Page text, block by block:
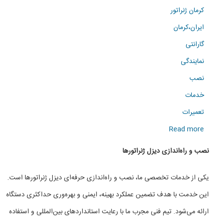
کرمان ژنراتور
ایران،کرمان
گارانتی
نمایندگی
نصب
خدمات
تعمیرات
Read more
about
نصب
راندازی
دیزل
ژنراتور
نصب و راه‌اندازی دیزل ژنراتورها
یکی از خدمات تخصصی ما، نصب و راه‌اندازی حرفه‌ای دیزل ژنراتورها است.
این خدمت با هدف تضمین عملکرد بهینه، ایمنی و بهره‌وری حداکثری دستگاه
ارائه می‌شود. تیم فنی مجرب ما با رعایت استانداردهای بین‌المللی و استفاده